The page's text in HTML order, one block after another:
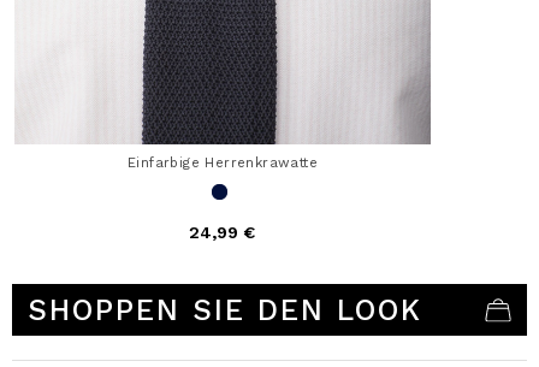
Einfarbige Herrenkrawatte
24,99 €
SHOPPEN SIE DEN LOOK